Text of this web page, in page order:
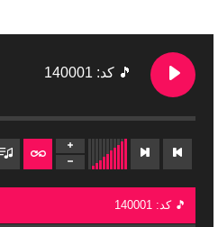
🎵 کد: 140001
🎵 کد: 140001